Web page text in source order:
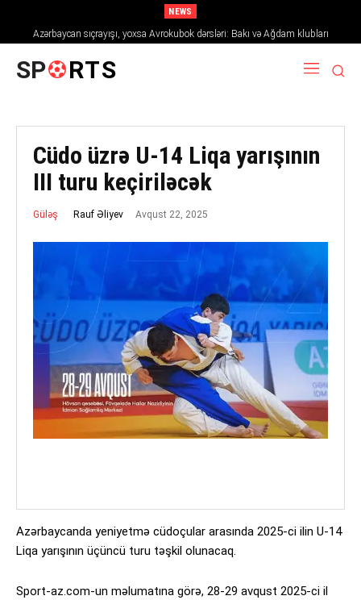
NEWS
Azərbaycan sıçrayışı, yoxsa Avrokubok dərsləri: Bakı və Ağdam klubları
2026/27 mövsümündə Avropanı necə fəth edir
SP RTS
Cüdo üzrə U-14 Liqa yarışının
III turu keçiriləcək
Güləş Rauf Əliyev Avqust 22, 2025
Azərbaycanda yeniyetmə cüdoçular arasında 2025-ci ilin U-14
Liqa yarışının üçüncü turu təşkil olunacaq.
Sport-az.com-un məlumatına görə, 28-29 avqust 2025-ci il